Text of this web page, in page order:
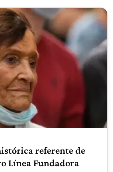
referente de
Línea Fundadora